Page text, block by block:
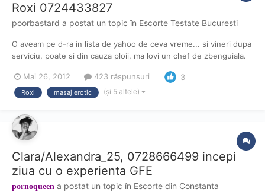
Roxi 0724433827
poorbastard a postat un topic în Escorte Testate Bucuresti
O aveam pe d-ra in lista de yahoo de ceva vreme... si vineri dupa
serviciu, poate si din cauza ploii, ma lovi un chef de zbenguiala.
un numar de tel la care sa sun cand ajung in zona. Apartamentul
este undeva intre Budapesta si tinere...
Mai 26, 2012 423 răspunsuri 3
Roxi masaj erotic (și 5 altele)
Clara/Alexandra_25, 0728666499 incepi
ziua cu o experienta GFE
pornoqueen a postat un topic în Escorte din Constanta